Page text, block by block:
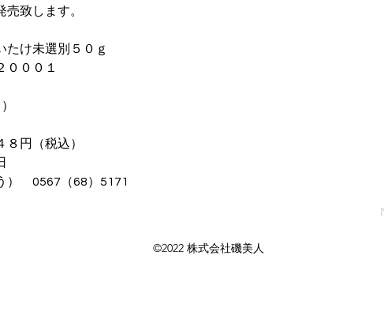
売致します。
たけ未選別５０ｇ
０００１
８円（税込）
）　0567（68）5171
©2022 株式会社磯美人